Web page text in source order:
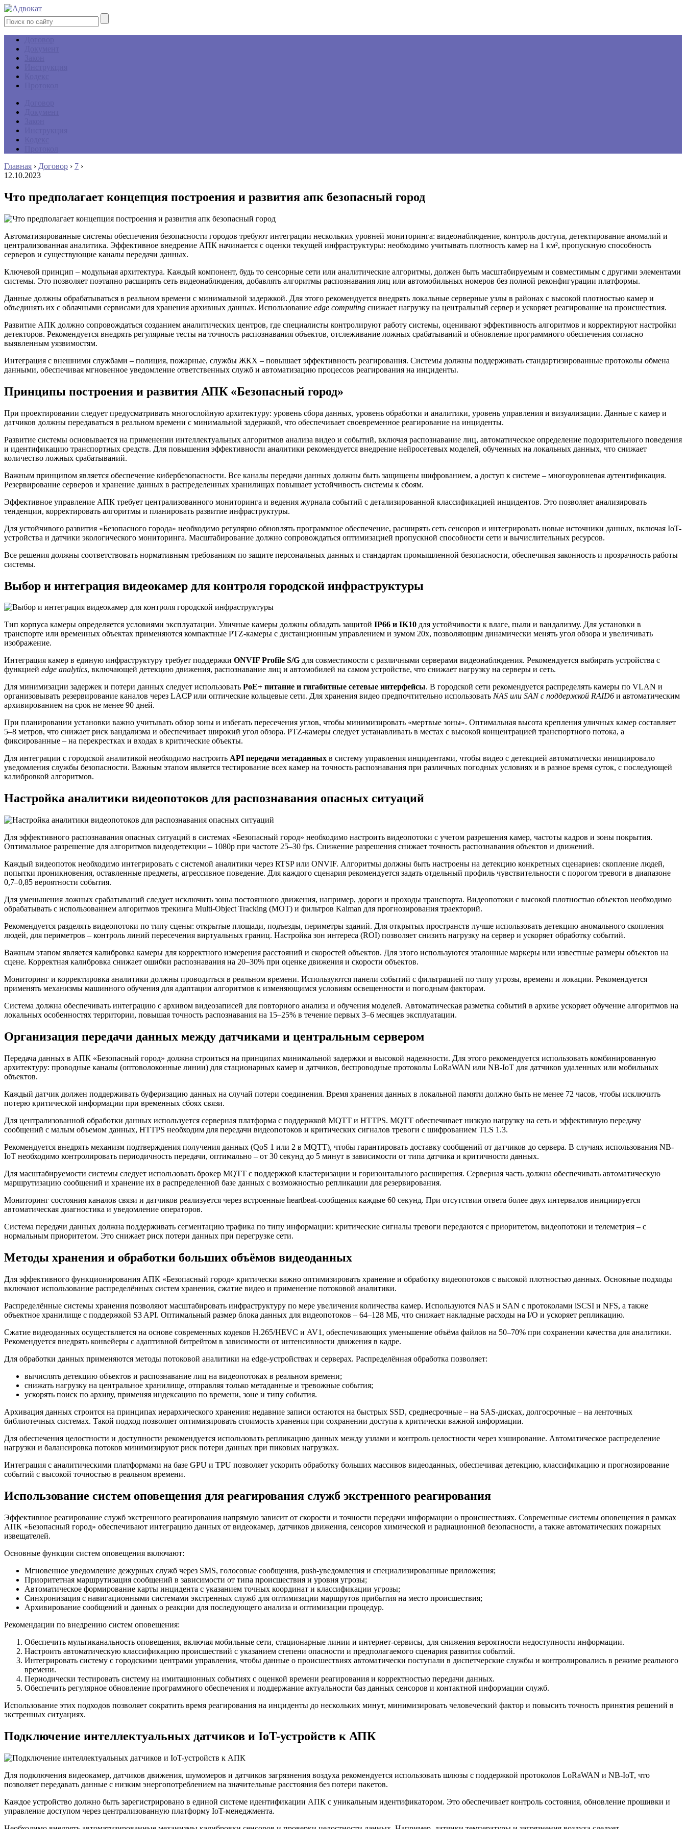
Главная › Договор › 7 ›
12.10.2023
Что предполагает концепция построения и развития апк безопасный город
Автоматизированные системы обеспечения безопасности городов требуют интеграции нескольких уровней мониторинга: видеонаблюдение, контроль доступа, детектирование аномалий и
централизованная аналитика. Эффективное внедрение АПК начинается с оценки текущей инфраструктуры: необходимо учитывать плотность камер на 1 км², пропускную способность
серверов и существующие каналы передачи данных.
Ключевой принцип – модульная архитектура. Каждый компонент, будь то сенсорные сети или аналитические алгоритмы, должен быть масштабируемым и совместимым с другими элементами
системы. Это позволяет поэтапно расширять сеть видеонаблюдения, добавлять алгоритмы распознавания лиц или автомобильных номеров без полной реконфигурации платформы.
Данные должны обрабатываться в реальном времени с минимальной задержкой. Для этого рекомендуется внедрять локальные серверные узлы в районах с высокой плотностью камер и
объединять их с облачными сервисами для хранения архивных данных. Использование edge computing снижает нагрузку на центральный сервер и ускоряет реагирование на происшествия.
Развитие АПК должно сопровождаться созданием аналитических центров, где специалисты контролируют работу системы, оценивают эффективность алгоритмов и корректируют настройки
детекторов. Рекомендуется внедрять регулярные тесты на точность распознавания объектов, отслеживание ложных срабатываний и обновление программного обеспечения согласно
выявленным уязвимостям.
Интеграция с внешними службами – полиция, пожарные, службы ЖКХ – повышает эффективность реагирования. Системы должны поддерживать стандартизированные протоколы обмена
данными, обеспечивая мгновенное уведомление ответственных служб и автоматизацию процессов реагирования на инциденты.
Принципы построения и развития АПК «Безопасный город»
При проектировании следует предусматривать многослойную архитектуру: уровень сбора данных, уровень обработки и аналитики, уровень управления и визуализации. Данные с камер и
датчиков должны передаваться в реальном времени с минимальной задержкой, что обеспечивает своевременное реагирование на инциденты.
Развитие системы основывается на применении интеллектуальных алгоритмов анализа видео и событий, включая распознавание лиц, автоматическое определение подозрительного поведения
и идентификацию транспортных средств. Для повышения эффективности аналитики рекомендуется внедрение нейросетевых моделей, обученных на локальных данных, что снижает
количество ложных срабатываний.
Важным принципом является обеспечение кибербезопасности. Все каналы передачи данных должны быть защищены шифрованием, а доступ к системе – многоуровневая аутентификация.
Резервирование серверов и хранение данных в распределенных хранилищах повышает устойчивость системы к сбоям.
Эффективное управление АПК требует централизованного мониторинга и ведения журнала событий с детализированной классификацией инцидентов. Это позволяет анализировать
тенденции, корректировать алгоритмы и планировать развитие инфраструктуры.
Для устойчивого развития «Безопасного города» необходимо регулярно обновлять программное обеспечение, расширять сеть сенсоров и интегрировать новые источники данных, включая IoT-
устройства и датчики экологического мониторинга. Масштабирование должно сопровождаться оптимизацией пропускной способности сети и вычислительных ресурсов.
Все решения должны соответствовать нормативным требованиям по защите персональных данных и стандартам промышленной безопасности, обеспечивая законность и прозрачность работы
системы.
Выбор и интеграция видеокамер для контроля городской инфраструктуры
Тип корпуса камеры определяется условиями эксплуатации. Уличные камеры должны обладать защитой IP66 и IK10 для устойчивости к влаге, пыли и вандализму. Для установки в
транспорте или временных объектах применяются компактные PTZ-камеры с дистанционным управлением и зумом 20x, позволяющим динамически менять угол обзора и увеличивать
изображение.
Интеграция камер в единую инфраструктуру требует поддержки ONVIF Profile S/G для совместимости с различными серверами видеонаблюдения. Рекомендуется выбирать устройства с
функцией edge analytics, включающей детекцию движения, распознавание лиц и автомобилей на самом устройстве, что снижает нагрузку на серверы и сеть.
Для минимизации задержек и потери данных следует использовать PoE+ питание и гигабитные сетевые интерфейсы. В городской сети рекомендуется распределять камеры по VLAN и
организовывать резервирование каналов через LACP или оптические кольцевые сети. Для хранения видео предпочтительно использовать NAS или SAN с поддержкой RAID6 и автоматическим
архивированием на срок не менее 90 дней.
При планировании установки важно учитывать обзор зоны и избегать пересечения углов, чтобы минимизировать «мертвые зоны». Оптимальная высота крепления уличных камер составляет
5–8 метров, что снижает риск вандализма и обеспечивает широкий угол обзора. PTZ-камеры следует устанавливать в местах с высокой концентрацией транспортного потока, а
фиксированные – на перекрестках и входах в критические объекты.
Для интеграции с городской аналитикой необходимо настроить API передачи метаданных в систему управления инцидентами, чтобы видео с детекцией автоматически инициировало
уведомления службы безопасности. Важным этапом является тестирование всех камер на точность распознавания при различных погодных условиях и в разное время суток, с последующей
калибровкой алгоритмов.
Настройка аналитики видеопотоков для распознавания опасных ситуаций
Для эффективного распознавания опасных ситуаций в системах «Безопасный город» необходимо настроить видеопотоки с учетом разрешения камер, частоты кадров и зоны покрытия.
Оптимальное разрешение для алгоритмов видеодетекции – 1080p при частоте 25–30 fps. Снижение разрешения снижает точность распознавания объектов и движений.
Каждый видеопоток необходимо интегрировать с системой аналитики через RTSP или ONVIF. Алгоритмы должны быть настроены на детекцию конкретных сценариев: скопление людей,
попытки проникновения, оставленные предметы, агрессивное поведение. Для каждого сценария рекомендуется задать отдельный профиль чувствительности с порогом тревоги в диапазоне
0,7–0,85 вероятности события.
Для уменьшения ложных срабатываний следует исключить зоны постоянного движения, например, дороги и проходы транспорта. Видеопотоки с высокой плотностью объектов необходимо
обрабатывать с использованием алгоритмов трекинга Multi-Object Tracking (MOT) и фильтров Kalman для прогнозирования траекторий.
Рекомендуется разделять видеопотоки по типу сцены: открытые площади, подъезды, периметры зданий. Для открытых пространств лучше использовать детекцию аномального скопления
людей, для периметров – контроль линий пересечения виртуальных границ. Настройка зон интереса (ROI) позволяет снизить нагрузку на сервер и ускоряет обработку событий.
Важным этапом является калибровка камеры для корректного измерения расстояний и скоростей объектов. Для этого используются эталонные маркеры или известные размеры объектов на
сцене. Корректная калибровка снижает ошибки распознавания на 20–30% при оценке движения и скорости объектов.
Мониторинг и корректировка аналитики должны проводиться в реальном времени. Используются панели событий с фильтрацией по типу угрозы, времени и локации. Рекомендуется
применять механизмы машинного обучения для адаптации алгоритмов к изменяющимся условиям освещенности и погодным факторам.
Система должна обеспечивать интеграцию с архивом видеозаписей для повторного анализа и обучения моделей. Автоматическая разметка событий в архиве ускоряет обучение алгоритмов на
локальных особенностях территории, повышая точность распознавания на 15–25% в течение первых 3–6 месяцев эксплуатации.
Организация передачи данных между датчиками и центральным сервером
Передача данных в АПК «Безопасный город» должна строиться на принципах минимальной задержки и высокой надежности. Для этого рекомендуется использовать комбинированную
архитектуру: проводные каналы (оптоволоконные линии) для стационарных камер и датчиков, беспроводные протоколы LoRaWAN или NB-IoT для датчиков удаленных или мобильных
объектов.
Каждый датчик должен поддерживать буферизацию данных на случай потери соединения. Время хранения данных в локальной памяти должно быть не менее 72 часов, чтобы исключить
потерю критической информации при временных сбоях связи.
Для централизованной обработки данных используется серверная платформа с поддержкой MQTT и HTTPS. MQTT обеспечивает низкую нагрузку на сеть и эффективную передачу
сообщений с малым объемом данных, HTTPS необходим для передачи видеопотоков и критических сигналов тревоги с шифрованием TLS 1.3.
Рекомендуется внедрять механизм подтверждения получения данных (QoS 1 или 2 в MQTT), чтобы гарантировать доставку сообщений от датчиков до сервера. В случаях использования NB-
IoT необходимо контролировать периодичность передачи, оптимально – от 30 секунд до 5 минут в зависимости от типа датчика и критичности данных.
Для масштабируемости системы следует использовать брокер MQTT с поддержкой кластеризации и горизонтального расширения. Серверная часть должна обеспечивать автоматическую
маршрутизацию сообщений и хранение их в распределенной базе данных с возможностью репликации для резервирования.
Мониторинг состояния каналов связи и датчиков реализуется через встроенные heartbeat-сообщения каждые 60 секунд. При отсутствии ответа более двух интервалов инициируется
автоматическая диагностика и уведомление операторов.
Система передачи данных должна поддерживать сегментацию трафика по типу информации: критические сигналы тревоги передаются с приоритетом, видеопотоки и телеметрия – с
нормальным приоритетом. Это снижает риск потери данных при перегрузке сети.
Методы хранения и обработки больших объёмов видеоданных
Для эффективного функционирования АПК «Безопасный город» критически важно оптимизировать хранение и обработку видеопотоков с высокой плотностью данных. Основные подходы
включают использование распределённых систем хранения, сжатие видео и применение потоковой аналитики.
Распределённые системы хранения позволяют масштабировать инфраструктуру по мере увеличения количества камер. Используются NAS и SAN с протоколами iSCSI и NFS, а также
объектное хранилище с поддержкой S3 API. Оптимальный размер блока данных для видеопотоков – 64–128 МБ, что снижает накладные расходы на I/O и ускоряет репликацию.
Сжатие видеоданных осуществляется на основе современных кодеков H.265/HEVC и AV1, обеспечивающих уменьшение объёма файлов на 50–70% при сохранении качества для аналитики.
Рекомендуется внедрять конвейеры с адаптивной битрейтом в зависимости от интенсивности движения в кадре.
Для обработки данных применяются методы потоковой аналитики на edge-устройствах и серверах. Распределённая обработка позволяет:
вычислять детекцию объектов и распознавание лиц на видеопотоках в реальном времени;
снижать нагрузку на центральное хранилище, отправляя только метаданные и тревожные события;
ускорять поиск по архиву, применяя индексацию по времени, зоне и типу события.
Архивация данных строится на принципах иерархического хранения: недавние записи остаются на быстрых SSD, среднесрочные – на SAS-дисках, долгосрочные – на ленточных
библиотечных системах. Такой подход позволяет оптимизировать стоимость хранения при сохранении доступа к критически важной информации.
Для обеспечения целостности и доступности рекомендуется использовать репликацию данных между узлами и контроль целостности через хэширование. Автоматическое распределение
нагрузки и балансировка потоков минимизируют риск потери данных при пиковых нагрузках.
Интеграция с аналитическими платформами на базе GPU и TPU позволяет ускорить обработку больших массивов видеоданных, обеспечивая детекцию, классификацию и прогнозирование
событий с высокой точностью в реальном времени.
Использование систем оповещения для реагирования служб экстренного реагирования
Эффективное реагирование служб экстренного реагирования напрямую зависит от скорости и точности передачи информации о происшествиях. Современные системы оповещения в рамках
АПК «Безопасный город» обеспечивают интеграцию данных от видеокамер, датчиков движения, сенсоров химической и радиационной безопасности, а также автоматических пожарных
извещателей.
Основные функции систем оповещения включают:
Мгновенное уведомление дежурных служб через SMS, голосовые сообщения, push-уведомления и специализированные приложения;
Приоритетная маршрутизация сообщений в зависимости от типа происшествия и уровня угрозы;
Автоматическое формирование карты инцидента с указанием точных координат и классификации угрозы;
Синхронизация с навигационными системами экстренных служб для оптимизации маршрутов прибытия на место происшествия;
Архивирование сообщений и данных о реакции для последующего анализа и оптимизации процедур.
Рекомендации по внедрению систем оповещения:
Обеспечить мультиканальность оповещения, включая мобильные сети, стационарные линии и интернет-сервисы, для снижения вероятности недоступности информации.
Настроить автоматическую классификацию происшествий с указанием степени опасности и предполагаемого сценария развития событий.
Интегрировать систему с городскими центрами управления, чтобы данные о происшествиях автоматически поступали в диспетчерские службы и контролировались в режиме реального
времени.
Периодически тестировать систему на имитационных событиях с оценкой времени реагирования и корректностью передачи данных.
Обеспечить регулярное обновление программного обеспечения и поддержание актуальности баз данных сенсоров и контактной информации служб.
Использование этих подходов позволяет сократить время реагирования на инциденты до нескольких минут, минимизировать человеческий фактор и повысить точность принятия решений в
экстренных ситуациях.
Подключение интеллектуальных датчиков и IoT-устройств к АПК
Для подключения видеокамер, датчиков движения, шумомеров и датчиков загрязнения воздуха рекомендуется использовать шлюзы с поддержкой протоколов LoRaWAN и NB-IoT, что
позволяет передавать данные с низким энергопотреблением на значительные расстояния без потери пакетов.
Каждое устройство должно быть зарегистрировано в единой системе идентификации АПК с уникальным идентификатором. Это обеспечивает контроль состояния, обновление прошивки и
управление доступом через централизованную платформу IoT-менеджмента.